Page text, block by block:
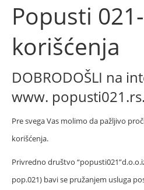
Popusti
korišćenja
DOBRODOŠLI na
www. popusti021.rs.
Pre svega Vas molimo da pažljivo
korišćenja.
Privredno društvo
pop.021) bavi se pružanjem usluga